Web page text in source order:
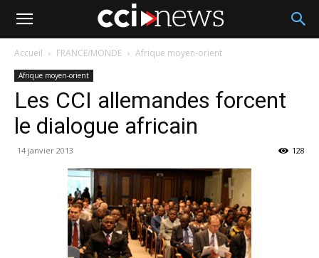
Accueil FRANCE/MONDE Afrique moyen-orient
Afrique moyen-orient
Les CCI allemandes forcent
le dialogue africain
14 janvier 2013 128